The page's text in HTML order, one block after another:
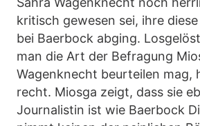
kritisch gewesen sei, ihre
bei Baerbock abging.
man die Art der Befragung
Wagenknecht beurteilen mag,
recht. Miosga zeigt, dass sie
Journalistin ist wie Baerbock